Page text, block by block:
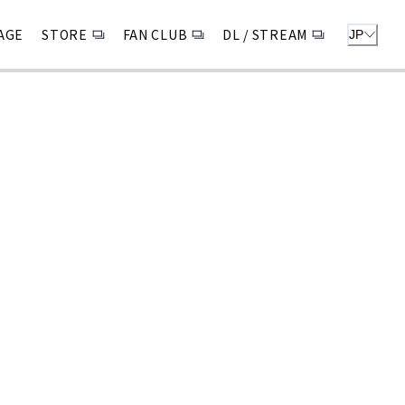
STORE FAN CLUB DL / STREAM JP